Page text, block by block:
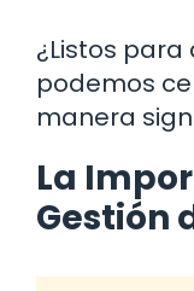
¿Listos
podemos
manera
La
Gestión